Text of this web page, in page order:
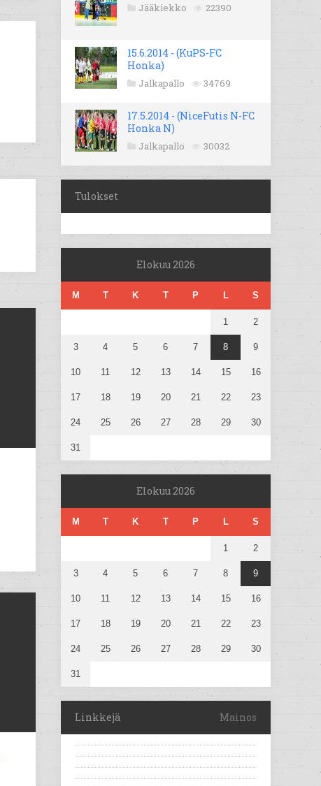
Jääkiekko 22390
15.6.2014 - (KuPS-FC
Honka)
Jalkapallo 34769
17.5.2014 - (NiceFutis N-FC
Honka N)
Jalkapallo 30032
Tulokset
Elokuu 2026
M T K T P L S
1 2
3 4 5 6 7 8 9
10 11 12 13 14 15 16
17 18 19 20 21 22 23
24 25 26 27 28 29 30
31
Elokuu 2026
M T K T P L S
1 2
3 4 5 6 7 8 9
10 11 12 13 14 15 16
17 18 19 20 21 22 23
24 25 26 27 28 29 30
31
Linkkejä Mainos